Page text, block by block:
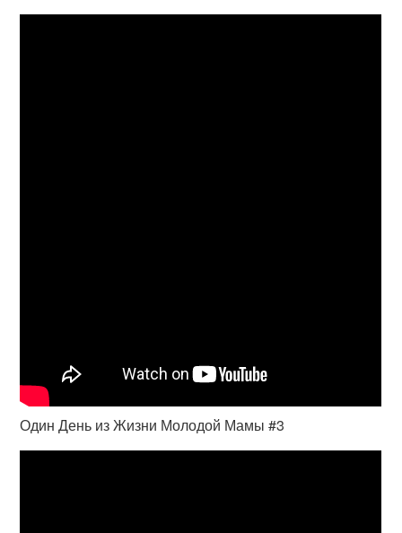
Один День из Жизни Молодой Мамы #3